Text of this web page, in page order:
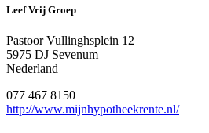
Leef Vrij Groep
Pastoor Vullinghsplein 12
5975 DJ Sevenum
Nederland
077 467 8150
http://www.mijnhypotheekrente.nl/